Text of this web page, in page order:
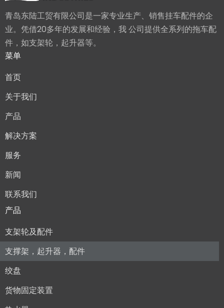
青岛东陆工贸有限公司是一家专业生产、销售挂车配件的企
业。凭借20多年的发展和经验，我 公司提供全系列的拖车配
件，如支架轮，起升器等。
菜单
首页
关于我们
产品
解决方案
服务
新闻
联系我们
产品
支架轮及配件
支撑架，起升器，配件
绞盘
货物固定装置